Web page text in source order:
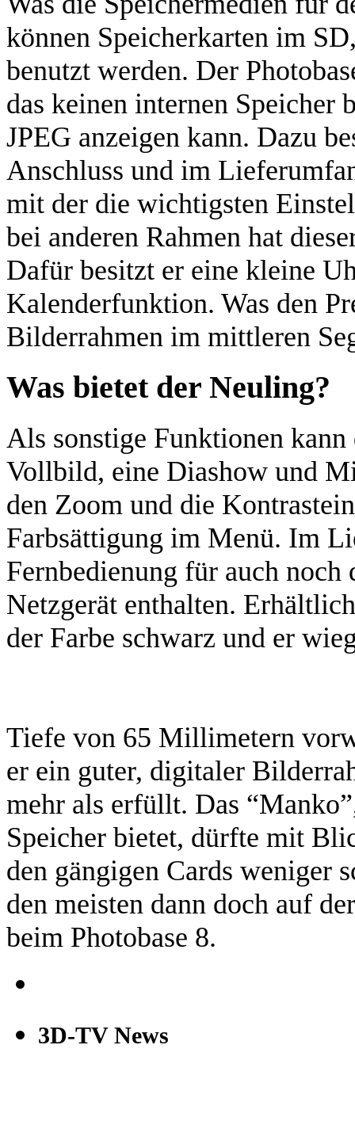
können Speicherkarten im
benutzt werden. Der
das keinen internen
JPEG anzeigen kann. Dazu
Anschluss und im
mit der die wichtigsten
bei anderen Rahmen hat
Dafür besitzt er eine kleine
Kalenderfunktion. Was den
Bilderrahmen im mittleren
Was bietet der Neuling?
Als sonstige Funktionen kann
Vollbild, eine Diashow und
den Zoom und die
Farbsättigung im Menü. Im
Fernbedienung für auch
Netzgerät enthalten.
der Farbe schwarz und er
Tiefe von 65 Millimetern
er ein guter, digitaler
mehr als erfüllt. Das
Speicher bietet, dürfte mit
den gängigen Cards weniger
den meisten dann doch auf
beim Photobase 8.
3D-TV News